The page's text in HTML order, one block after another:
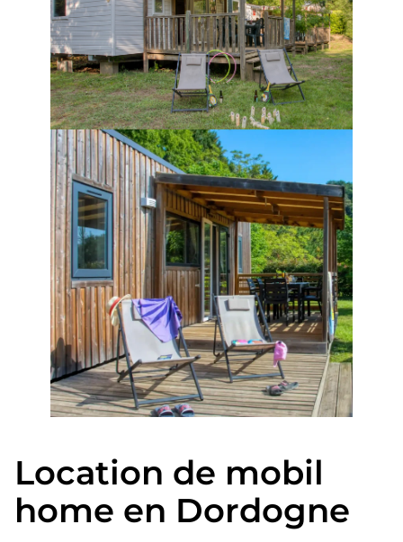
Location de mobil
home en Dordogne